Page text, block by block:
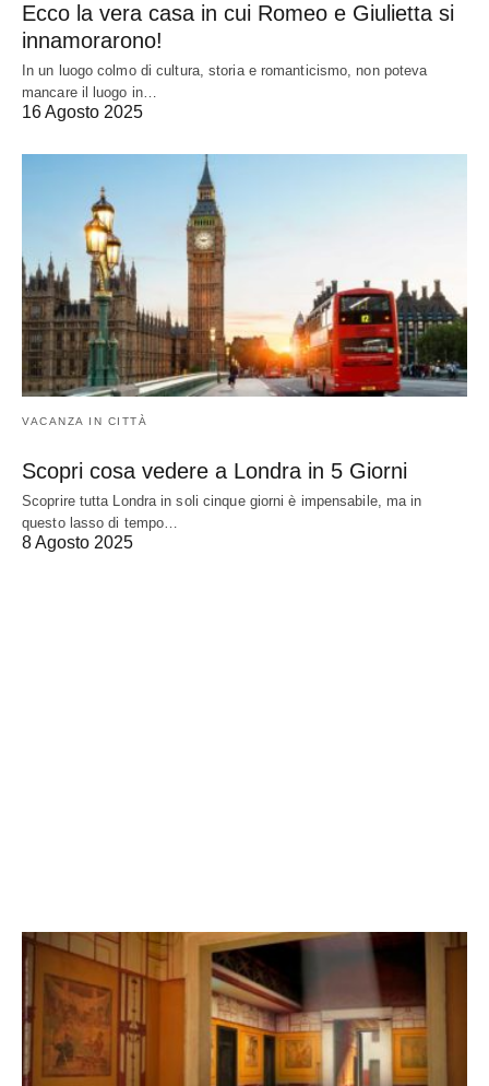
Ecco la vera casa in cui Romeo e Giulietta si
innamorarono!
In un luogo colmo di cultura, storia e romanticismo, non poteva
mancare il luogo in…
16 Agosto 2025
VACANZA IN CITTÀ
Scopri cosa vedere a Londra in 5 Giorni
Scoprire tutta Londra in soli cinque giorni è impensabile, ma in
questo lasso di tempo…
8 Agosto 2025